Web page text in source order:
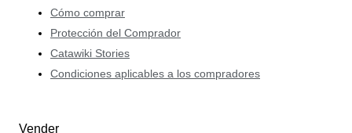
Cómo comprar
Protección del Comprador
Catawiki Stories
Condiciones aplicables a los compradores
Vender